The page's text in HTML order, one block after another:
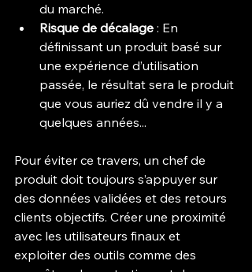
du marché.
Risque de décalage : En
définissant un produit basé sur
une expérience d’utilisation
passée, le résultat sera le produit
que vous auriez dû vendre il y a
quelques années...
Pour éviter ce travers, un chef de
produit doit toujours s’appuyer sur
des données validées et des retours
clients objectifs. Créer une proximité
avec les utilisateurs finaux et
exploiter des outils comme des